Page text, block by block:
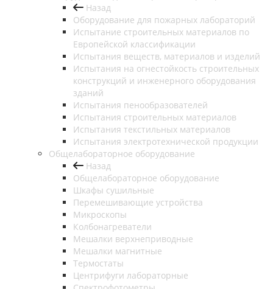
Назад
Оборудование для пожарных лабораторий
Испытание строительных материалов по
Европейской классификации
Испытания веществ, материалов и изделий
Испытания на огнестойкость строительных
конструкций и инженерного оборудования
зданий
Испытания пенообразователей
Испытания строительных материалов
Испытания текстильных материалов
Испытания электротехнической продукции
Общелабораторное оборудование
Назад
Общелабораторное оборудование
Шкафы сушильные
Перемешивающие устройства
Микроскопы
Колбонагреватели
Мешалки верхнеприводные
Мешалки магнитные
Термостаты
Центрифуги лабораторные